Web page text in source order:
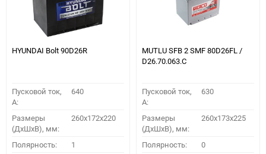
HYUNDAI Bolt 90D26R
Пусковой ток,
A:
640
Размеры
(ДхШхВ), мм:
260x172x220
Полярность: 1
MUTLU SFB 2 SMF 80D26FL /
D26.70.063.C
Пусковой ток,
A:
630
Размеры
(ДхШхВ), мм:
260x173x225
Полярность: 0